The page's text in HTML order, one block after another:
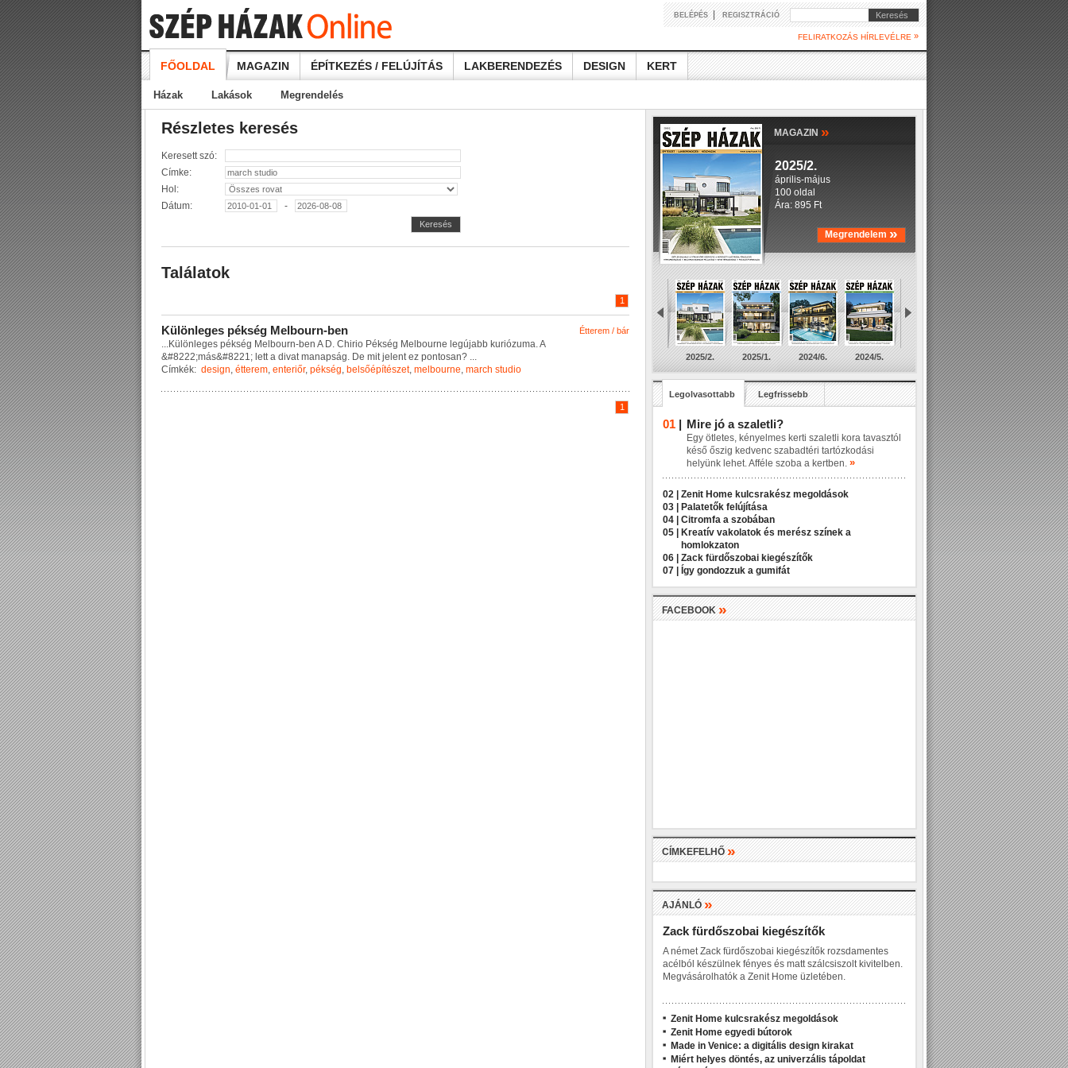
BELÉPÉS| REGISZTRÁCIÓ Keresés
FELIRATKOZÁS HÍRLEVÉLRE »
FŐOLDAL MAGAZIN ÉPÍTKEZÉS / FELÚJÍTÁS LAKBERENDEZÉS DESIGN KERT
Házak Lakások Megrendelés
Részletes keresés
Keresett szó:
Címke:
Hol:
Dátum:
-
Keresés
Találatok
1
Étterem / bár
Különleges pékség Melbourn-ben
...Kü ön eges pé kség Me bourn-ben A D. C hirio Pé kség Me bourne egújabb kuriózuma.A
&#8222;más&#8221; ett a divat manapság. De mit je ent ez pontosan? ...
Címkék: design, étterem, enteriőr, pékség, belsőépítészet, melbourne, march studio
1
MAGAZIN »
2025/2.
április-május
100 oldal
Ára: 895 Ft
Megrendelem »
2025/2. 2025/1. 2024/6. 2024/5.
Legolvasottabb Legfrissebb
01 | Mire jó a szaletli?
Egy ötletes, kényelmes kerti szaletli kora tavasztól
késő őszig kedvenc szabadtéri tartózkodási
helyünk lehet. Afféle szoba a kertben. »
02 |
Zenit Home kulcsrakész megoldások
03 |
Palatetők felújítása
04 |
Citromfa a szobában
05 |
Kreatív vakolatok és merész színek a
homlokzaton
06 |
Zack fürdőszobai kiegészítők
07 |
Így gondozzuk a gumifát
FACEBOOK»
CÍMKEFELHŐ»
AJÁNLÓ»
Zack fürdőszobai kiegészítők
A német Zack fürdőszobai kiegészítők rozsdamentes
acélból készülnek fényes és matt szálcsiszolt kivitelben.
Megvásárolhatók a Zenit Home üzletében.
Zenit Home kulcsrakész megoldások
Zenit Home egyedi bútorok
Made in Venice: a digitális design kirakat
Miért helyes döntés, az univerzális tápoldat